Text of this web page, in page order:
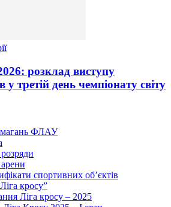
розклад виступу
у третій день чемпіонату світу
ФЛАУ
спортивних об’єктів
кросу”
Ліга кросу – 2025